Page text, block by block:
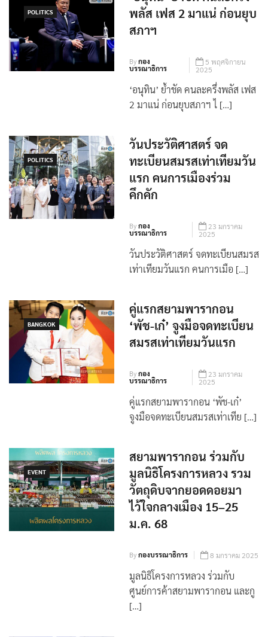
POLITICS
พลัส เฟส 2 มาแน่ ก่อนยุบ
สภาฯ
Byกอง
บรรณาธิการ
5 พฤศจิกายน
2025
‘อนุทิน’ ย้ำชัด คนละครึ่งพลัส เฟส
2 มาแน่ ก่อนยุบสภาฯ ไ […]
POLITICS
วันประวัติศาสตร์ จด
ทะเบียนสมรสเท่าเทียมวัน
แรก คนการเมืองร่วม
คึกคัก
Byกอง
บรรณาธิการ
23 มกราคม
2025
วันประวัติศาสตร์ จดทะเบียนสมรส
เท่าเทียมวันแรก คนการเมือ […]
BANGKOK
คู่แรกสยามพารากอน
‘พัช-เก๋’ จูงมือจดทะเบียน
สมรสเท่าเทียมวันแรก
Byกอง
บรรณาธิการ
23 มกราคม
2025
คู่แรกสยามพารากอน ‘พัช-เก๋’
จูงมือจดทะเบียนสมรสเท่าเทีย […]
EVENT
สยามพารากอน ร่วมกับ
มูลนิธิโครงการหลวง รวม
วัตถุดิบจากยอดดอยมา
ไว้ใจกลางเมือง 15–25
ม.ค. 68
Byกองบรรณาธิการ 8 มกราคม 2025
มูลนิธิโครงการหลวง ร่วมกับ
ศูนย์การค้าสยามพารากอน และกู
[…]